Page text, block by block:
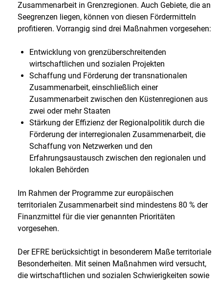
Zusammenarbeit in Grenzregionen. Auch Gebiete, die an
Seegrenzen liegen, können von diesen Fördermitteln
profitieren. Vorrangig sind drei Maßnahmen vorgesehen:
Entwicklung von grenzüberschreitenden
wirtschaftlichen und sozialen Projekten
Schaffung und Förderung der transnationalen
Zusammenarbeit, einschließlich einer
Zusammenarbeit zwischen den Küstenregionen aus
zwei oder mehr Staaten
Stärkung der Effizienz der Regionalpolitik durch die
Förderung der interregionalen Zusammenarbeit, die
Schaffung von Netzwerken und den
Erfahrungsaustausch zwischen den regionalen und
lokalen Behörden
Im Rahmen der Programme zur europäischen
territorialen Zusammenarbeit sind mindestens 80 % der
Finanzmittel für die vier genannten Prioritäten
vorgesehen.
Der EFRE berücksichtigt in besonderem Maße territoriale
Besonderheiten. Mit seinen Maßnahmen wird versucht,
die wirtschaftlichen und sozialen Schwierigkeiten sowie